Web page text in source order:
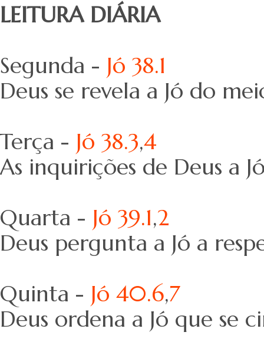
LEITURA DIÁRIA
Segunda - Jó 38.1
Deus se revela a Jó do
Terça - Jó 38.3,4
As inquirições de Deus a
Quarta - Jó 39.1,2
Deus pergunta a Jó a
Quinta - Jó 40.6,7
Deus ordena a Jó que se